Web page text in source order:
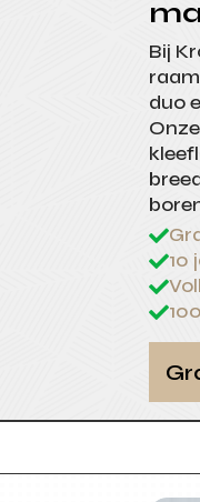
Bij
duo

10

